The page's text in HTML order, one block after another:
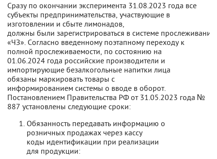
Сразу по окончании эксперимента 31.08.2023 года все
субъекты предпринимательства, участвующие в
изготовлении и сбыте лимонадов,
должны были зарегистрироваться в системе прослеживания
«ЧЗ». Согласно введенному поэтапному переходу к
полной прослеживаемости, по состоянию на
01.06.2024 года российские производители и
импортирующие безалкогольные напитки лица
обязаны маркировать товары с
информированием системы о вводе в оборот.
Постановлением Правительства РФ от 31.05.2023 года №
887 установлены следующие сроки:
Обязанность передавать информацию о
розничных продажах через кассу
коды идентификации при реализации
для продукции: